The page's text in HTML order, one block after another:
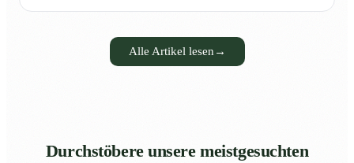
Alle Artikel lesen →
Durchstöbere unsere meistgesuchten